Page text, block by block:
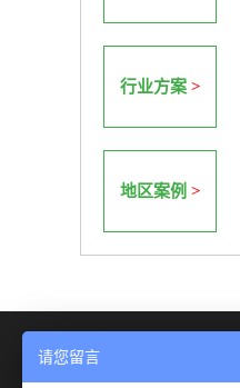
行业方案>
地区案例 >
产品中心
请您留言